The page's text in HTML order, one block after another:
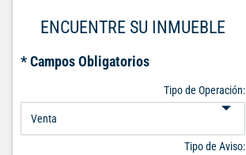
ENCUENTRE SU INMUEBLE
* Campos Obligatorios
Tipo de Operación:
Tipo de Aviso: